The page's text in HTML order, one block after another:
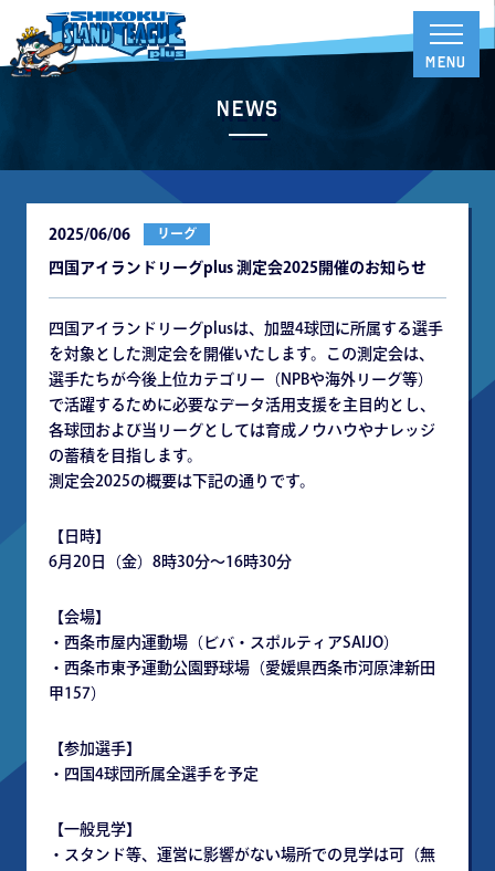
News
2025/06/06 リーグ
四国アイランドリーグplus 測定会2025開催のお知らせ
四国アイランドリーグplusは、加盟4球団に所属する選手
を対象とした測定会を開催いたします。この測定会は、
選手たちが今後上位カテゴリー（NPBや海外リーグ等）
で活躍するために必要なデータ活用支援を主目的とし、
各球団および当リーグとしては育成ノウハウやナレッジ
の蓄積を目指します。
測定会2025の概要は下記の通りです。
【日時】
6月20日（金）8時30分～16時30分
【会場】
・西条市屋内運動場（ビバ・スポルティアSAIJO）
・西条市東予運動公園野球場（愛媛県西条市河原津新田
甲157）
【参加選手】
・四国4球団所属全選手を予定
【一般見学】
・スタンド等、運営に影響がない場所での見学は可（無